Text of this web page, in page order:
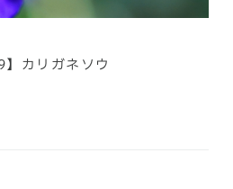
カリガネソウ